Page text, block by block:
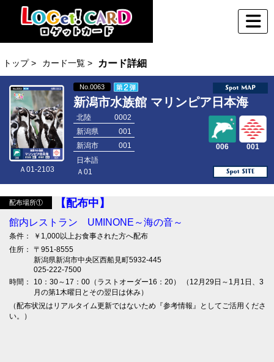
トップ > カード一覧 > カード詳細
Ａ01-2103
No.0063
新潟市水族館 マリンピア日本海
北陸
0002
新潟県
001
新潟市
001 006
001
日本語
Ａ01
配布場所① 【配布中】
館内レストラン UMINONE～海の音～
条件：
￥1,000以上お食事された方へ配布
住所：
〒951-8555
新潟県新潟市中央区西船見町5932-445
025-222-7500
時間：
10：30～17：00（ラストオーダー16：20） （12月29日～1月1日、3
月の第1木曜日とその翌日は休み）
（配布状況はリアルタイム更新ではないため『参考情報』としてご活用くださ
い。）